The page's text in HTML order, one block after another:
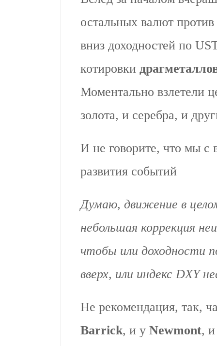
остальных валют
вниз доходностей по
котировки
Моментально взлетели
золота, и серебра, и
И не говорите, что мы с
развития событий
Думаю, движение в
небольшая коррекция
чтобы или доходности
вверх, или индекс DXY
Не рекомендация, так,
Barrick, и у Newmont, и